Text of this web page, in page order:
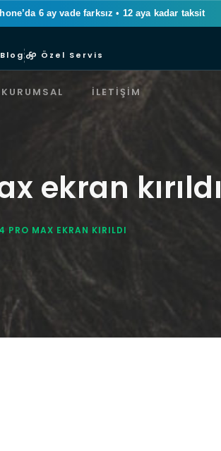
6 ay vade farksız • 12 aya kadar taksit
Blog Özel Servis
KURUMSAL İLETIŞIM
ekran kırıldı
PRO MAX EKRAN KIRILDI